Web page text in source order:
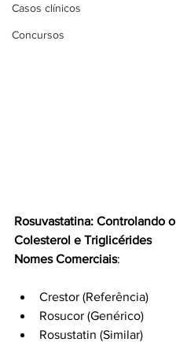
Casos clínicos
Concursos
Rosuvastatina: Controlando o
Colesterol e Triglicérides
Nomes Comerciais:
Crestor (Referência)
Rosucor (Genérico)
Rosustatin (Similar)